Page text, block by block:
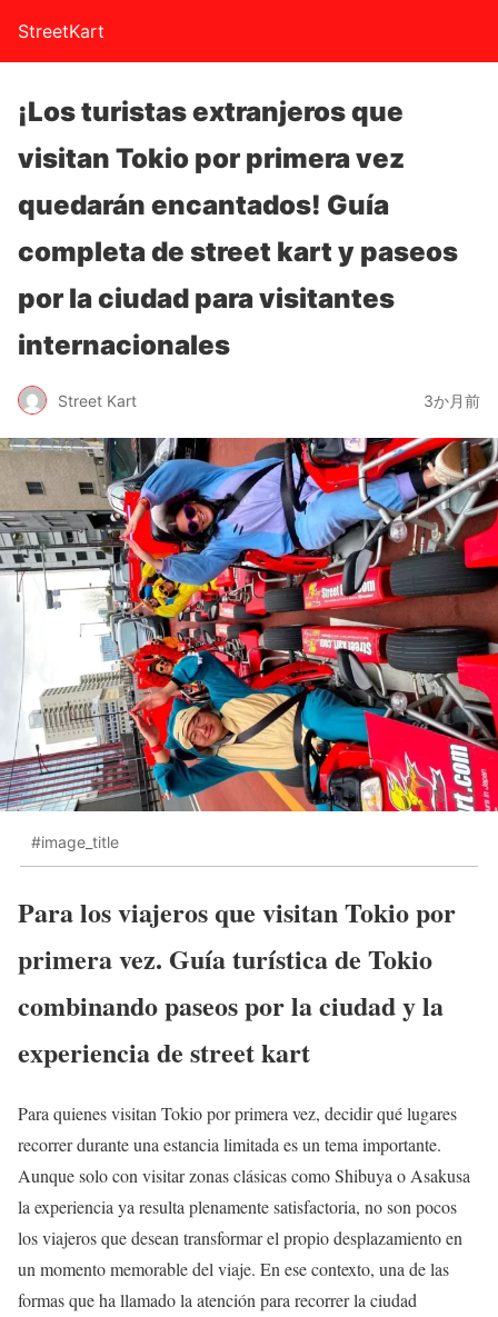
StreetKart
¡Los turistas extranjeros que
visitan Tokio por primera vez
quedarán encantados! Guía
completa de street kart y paseos
por la ciudad para visitantes
internacionales
Street Kart 3か月前
#image_title
Para los viajeros que visitan Tokio por
primera vez. Guía turística de Tokio
combinando paseos por la ciudad y la
experiencia de street kart
Para quienes visitan Tokio por primera vez, decidir qué lugares
recorrer durante una estancia limitada es un tema importante.
Aunque solo con visitar zonas clásicas como Shibuya o Asakusa
la experiencia ya resulta plenamente satisfactoria, no son pocos
los viajeros que desean transformar el propio desplazamiento en
un momento memorable del viaje. En ese contexto, una de las
formas que ha llamado la atención para recorrer la ciudad